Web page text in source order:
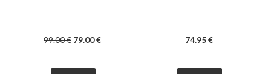
99.00€ 79.00€ 74.95 €